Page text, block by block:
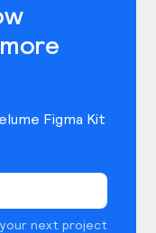
Figma Kit
next project